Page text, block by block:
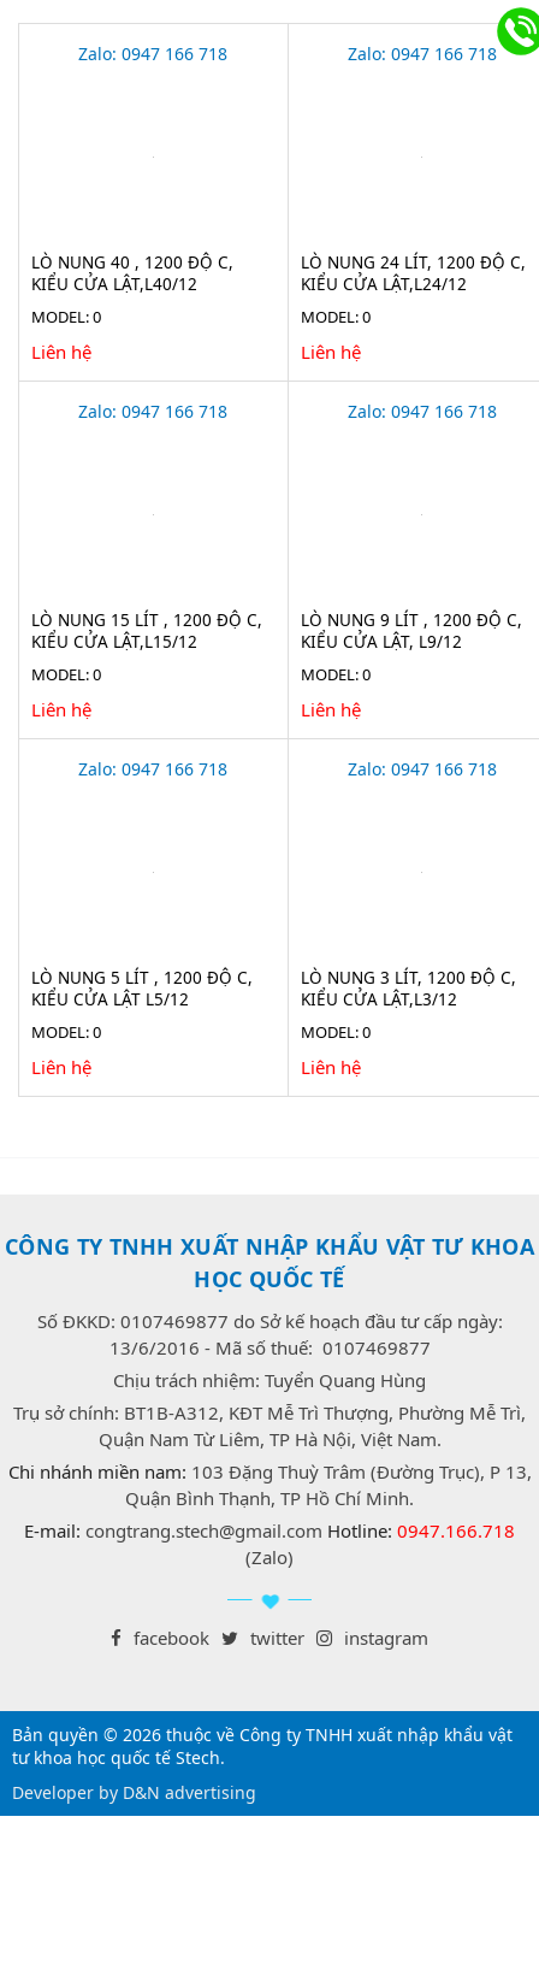
Zalo: 0947 166 718
LÒ NUNG 40 , 1200 ĐỘ C,
KIỂU CỬA LẬT,L40/12
MODEL: 0
Liên hệ
Zalo: 0947 166 718
LÒ NUNG 24 LÍT, 1200 ĐỘ C,
KIỂU CỬA LẬT,L24/12
MODEL: 0
Liên hệ
Zalo: 0947 166 718
LÒ NUNG 15 LÍT , 1200 ĐỘ C,
KIỂU CỬA LẬT,L15/12
MODEL: 0
Liên hệ
Zalo: 0947 166 718
LÒ NUNG 9 LÍT , 1200 ĐỘ C,
KIỂU CỬA LẬT, L9/12
MODEL: 0
Liên hệ
Zalo: 0947 166 718
LÒ NUNG 5 LÍT , 1200 ĐỘ C,
KIỂU CỬA LẬT L5/12
MODEL: 0
Liên hệ
Zalo: 0947 166 718
LÒ NUNG 3 LÍT, 1200 ĐỘ C,
KIỂU CỬA LẬT,L3/12
MODEL: 0
Liên hệ
CÔNG TY TNHH XUẤT NHẬP KHẨU VẬT TƯ KHOA
HỌC QUỐC TẾ
Số ĐKKD: 0107469877 do Sở kế hoạch đầu tư cấp ngày:
13/6/2016 - Mã số thuế: 0107469877
Chịu trách nhiệm: Tuyển Quang Hùng
Trụ sở chính: BT1B-A312, KĐT Mễ Trì Thượng, Phường Mễ Trì,
Quận Nam Từ Liêm, TP Hà Nội, Việt Nam.
Chi nhánh miền nam: 103 Đặng Thuỳ Trâm (Đường Trục), P 13,
Quận Bình Thạnh, TP Hồ Chí Minh.
E-mail: congtrang.stech@gmail.com Hotline: 0947.166.718
(Zalo)
facebook twitter instagram
Bản quyền © 2026 thuộc về Công ty TNHH xuất nhập khẩu vật
tư khoa học quốc tế Stech.
Developer by D&N advertising